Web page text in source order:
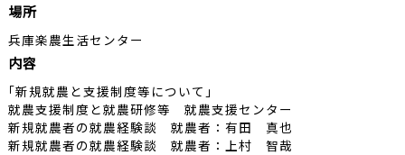
場所
兵庫楽農生活センター
内容
｢新規就農と支援制度等について｣
就農支援制度と就農研修等 就農支援センター
新規就農者の就農経験談 就農者：有田 真也
新規就農者の就農経験談 就農者：上村 智哉